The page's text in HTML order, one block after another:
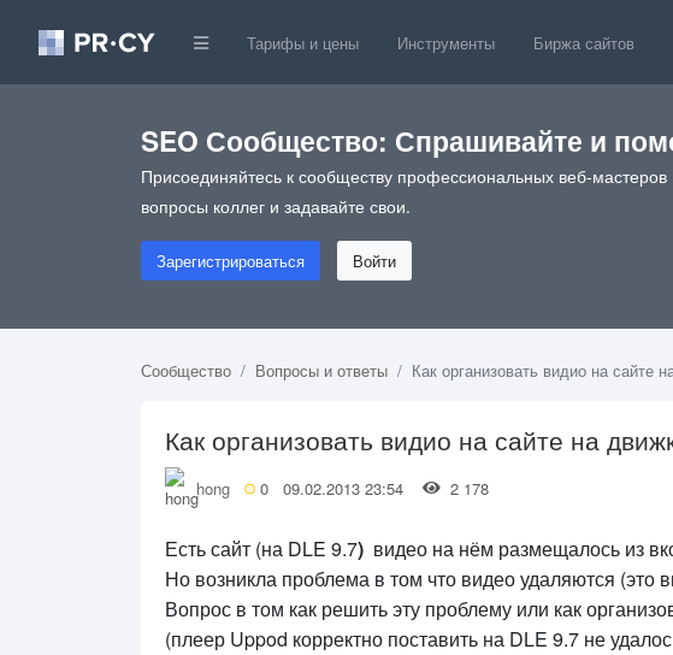
Тарифы и цены Инструменты Биржа сайтов
SEO Сообщество: Спрашивайте и
Присоединяйтесь к сообществу профессиональных веб-мастеров
вопросы коллег и задавайте свои.
Зарегистрироваться Войти
Сообщество Вопросы и ответы Как организовать видио на сайте
Как организовать видио на сайте на
hong 0 09.02.2013 23:54 2 178
Есть сайт (на DLE 9.7) видео на нём размещалось из
Но возникла проблема в том что видео удаляются (это
Вопрос в том как решить эту проблему или как
(плеер Uppod корректно поставить на DLE 9.7 не